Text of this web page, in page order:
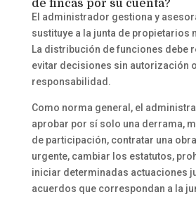
de fincas por su cuenta?
El administrador gestiona y
sustituye a la junta de propietarios
La distribución de funciones debe
evitar decisiones sin autorización
responsabilidad.
Como norma general, el
aprobar por sí solo una derrama,
de participación, contratar una
urgente, cambiar los estatutos,
iniciar determinadas actuaciones
acuerdos que correspondan a la